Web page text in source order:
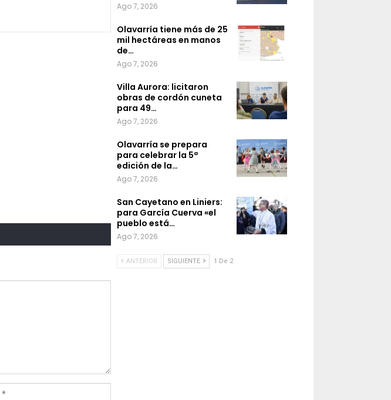
Ago 7, 2026
Olavarría tiene más de 25
mil hectáreas en manos
de…
Ago 7, 2026
Villa Aurora: licitaron
obras de cordón cuneta
para 49…
Ago 7, 2026
Olavarría se prepara
para celebrar la 5ª
edición de la…
Ago 7, 2026
San Cayetano en Liniers:
para García Cuerva «el
pueblo está…
Ago 7, 2026
ANTERIOR SIGUIENTE 1 De 2